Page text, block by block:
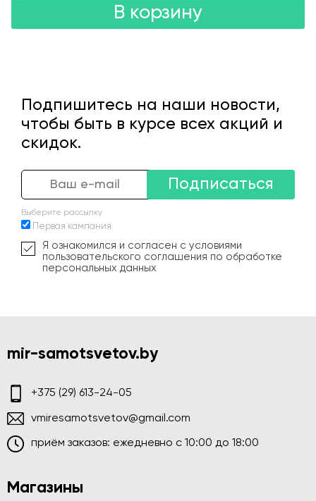
В корзину
Подпишитесь на наши новости,
чтобы быть в курсе всех акций и
скидок.
Подписаться
Выберите рассылку
Первая кампания
Я ознакомился и согласен с условиями
пользовательского соглашения по обработке
персональных данных
mir-samotsvetov.by
+375 (29) 613-24-05
vmiresamotsvetov@gmail.com
приём заказов: ежедневно c 10:00 до 18:00
Магазины